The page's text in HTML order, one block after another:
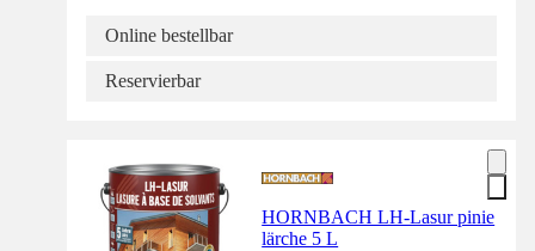
Online bestellbar
Reservierbar
HORNBACH LH-Lasur pinie
lärche 5 L